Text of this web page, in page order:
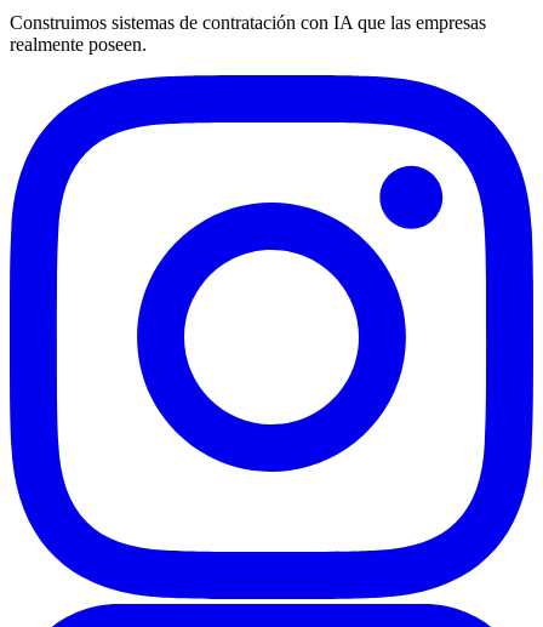
Construimos sistemas de contratación con IA que las empresas
realmente poseen.